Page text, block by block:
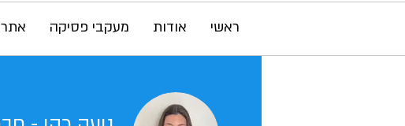
ראשי אודות מעקבי פסיקה אתר